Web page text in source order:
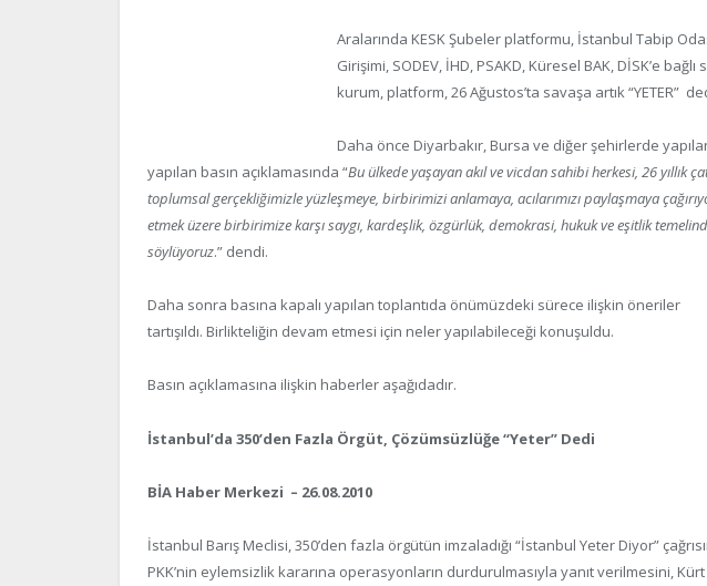
Aralarında KESK Şubeler platformu, İstanbul Tabip
Girişimi, SODEV, İHD, PSAKD, Küresel BAK, DİSK’e
kurum, platform, 26 Ağustos’ta savaşa artık “YETER”
Daha önce Diyarbakır, Bursa ve diğer şehirlerde
yapılan basın açıklamasında “Bu ülkede yaşayan akıl ve vicdan sahibi herkesi, 26 yıllık
toplumsal gerçekliğimizle yüzleşmeye, birbirimizi anlamaya, acılarımızı paylaşmaya
etmek üzere birbirimize karşı saygı, kardeşlik, özgürlük, demokrasi, hukuk ve eşitlik
söylüyoruz.” dendi.
Daha sonra basına kapalı yapılan toplantıda önümüzdeki sürece ilişkin öneriler
tartışıldı. Birlikteliğin devam etmesi için neler yapılabileceği konuşuldu.
Basın açıklamasına ilişkin haberler aşağıdadır.
İstanbul’da 350’den Fazla Örgüt, Çözümsüzlüğe “Yeter” Dedi
BİA Haber Merkezi – 26.08.2010
İstanbul Barış Meclisi, 350’den fazla örgütün imzaladığı “İstanbul Yeter Diyor”
PKK’nin eylemsizlik kararına operasyonların durdurulmasıyla yanıt verilmesini,